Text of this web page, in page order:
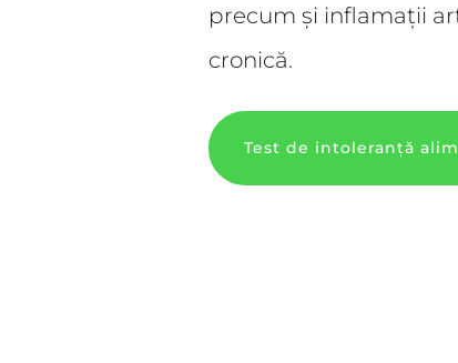
precum și inflamații
cronică.
Test de intoleranță